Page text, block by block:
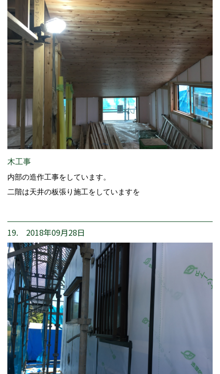
木工事
内部の造作工事をしています。
二階は天井の板張り施工をしていますを
19. 2018年09月28日